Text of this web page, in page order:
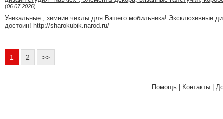
(06.07.2026)
Уникальные , зимние чехлы для Вашего мобильника! Эксклюзивные
достоин! http://sharokubik.narod.ru/
1 2 >>
Помощь| Контакты|